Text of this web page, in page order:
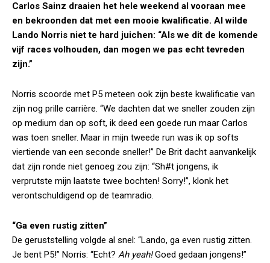
Carlos Sainz draaien het hele weekend al vooraan mee
en bekroonden dat met een mooie kwalificatie. Al wilde
Lando Norris niet te hard juichen: “Als we dit de komende
vijf races volhouden, dan mogen we pas echt tevreden
zijn.”
Norris scoorde met P5 meteen ook zijn beste kwalificatie van
zijn nog prille carrière. “We dachten dat we sneller zouden zijn
op medium dan op soft, ik deed een goede run maar Carlos
was toen sneller. Maar in mijn tweede run was ik op softs
viertiende van een seconde sneller!” De Brit dacht aanvankelijk
dat zijn ronde niet genoeg zou zijn: “Sh#t jongens, ik
verprutste mijn laatste twee bochten! Sorry!”, klonk het
verontschuldigend op de teamradio.
“Ga even rustig zitten”
De geruststelling volgde al snel: “Lando, ga even rustig zitten.
Je bent P5!” Norris: “Echt? Ah yeah!Goed gedaan jongens!”